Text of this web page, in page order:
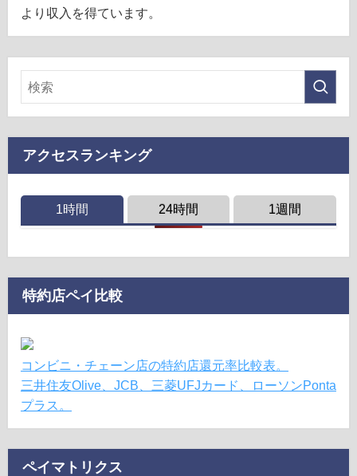
より収入を得ています。
アクセスランキング
1時間 24時間 1週間
特約店ペイ比較
コンビニ・チェーン店の特約店還元率比較表。
三井住友Olive、JCB、三菱UFJカード、ローソンPonta
プラス。
ペイマトリクス